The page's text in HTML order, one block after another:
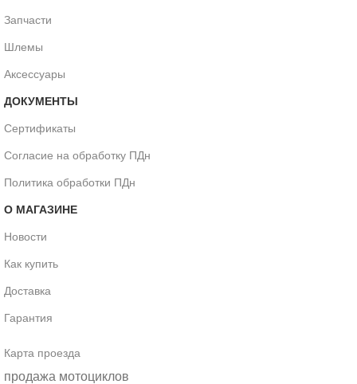
Запчасти
Шлемы
Аксессуары
ДОКУМЕНТЫ
Сертификаты
Согласие на обработку ПДн
Политика обработки ПДн
О МАГАЗИНЕ
Новости
Как купить
Доставка
Гарантия
Карта проезда
продажа мотоциклов